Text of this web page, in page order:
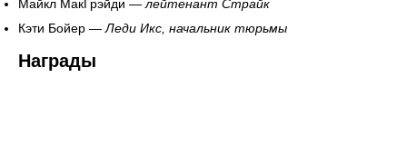
Майкл МакГрэйди — лейтенант Страйк
Кэти Бойер — Леди Икс, начальник тюрьмы
Награды